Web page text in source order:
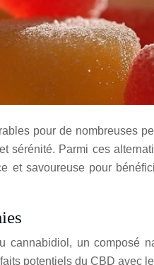
pour de nombreuses
sérénité. Parmi ces
et savoureuse pour
un composé
potentiels du CBD avec